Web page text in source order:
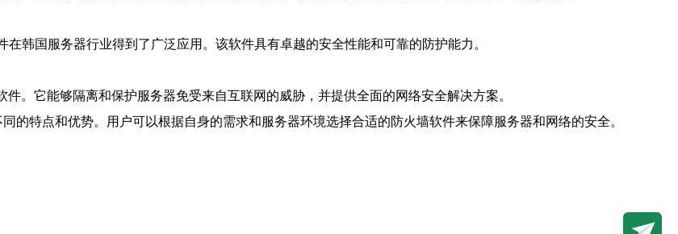
韩国服务器行业得到了广泛应用。该软件具有卓越的安全性能和可靠的防护能力。
。它能够隔离和保护服务器免受来自互联网的威胁，并提供全面的网络安全解决方案。
的特点和优势。用户可以根据自身的需求和服务器环境选择合适的防火墙软件来保障服务器和网络的安全。